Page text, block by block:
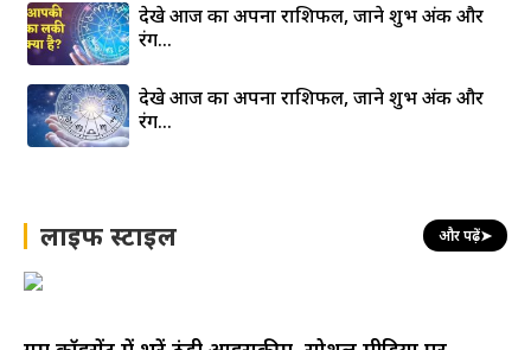
देखे आज का अपना राशिफल, जाने शुभ अंक और
रंग…
देखे आज का अपना राशिफल, जाने शुभ अंक और
रंग…
लाइफ स्टाइल और पढ़ें➤